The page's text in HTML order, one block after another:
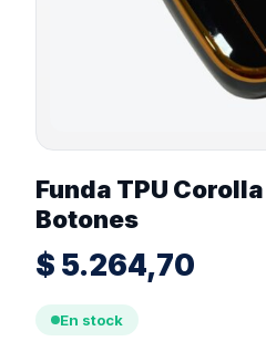
Funda TPU
Botones
$ 5.264,70
En stock